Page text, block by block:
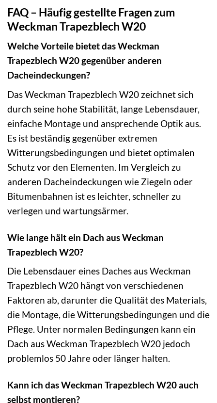
FAQ – Häufig gestellte Fragen zum
Weckman Trapezblech W20
Welche Vorteile bietet das Weckman
Trapezblech W20 gegenüber anderen
Dacheindeckungen?
Das Weckman Trapezblech W20 zeichnet sich
durch seine hohe Stabilität, lange Lebensdauer,
einfache Montage und ansprechende Optik aus.
Es ist beständig gegenüber extremen
Witterungsbedingungen und bietet optimalen
Schutz vor den Elementen. Im Vergleich zu
anderen Dacheindeckungen wie Ziegeln oder
Bitumenbahnen ist es leichter, schneller zu
verlegen und wartungsärmer.
Wie lange hält ein Dach aus Weckman
Trapezblech W20?
Die Lebensdauer eines Daches aus Weckman
Trapezblech W20 hängt von verschiedenen
Faktoren ab, darunter die Qualität des Materials,
die Montage, die Witterungsbedingungen und die
Pflege. Unter normalen Bedingungen kann ein
Dach aus Weckman Trapezblech W20 jedoch
problemlos 50 Jahre oder länger halten.
Kann ich das Weckman Trapezblech W20 auch
selbst montieren?